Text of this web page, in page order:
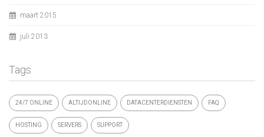
maart 2015
juli 2013
Tags
24/7 ONLINE ALTIJDONLINE DATACENTERDIENSTEN FAQ
HOSTING SERVERS SUPPORT